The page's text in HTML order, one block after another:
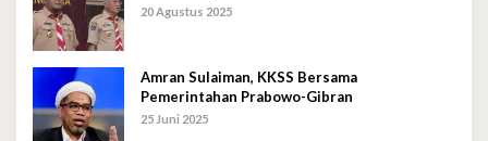
20 Agustus 2025
Amran Sulaiman, KKSS Bersama
Pemerintahan Prabowo-Gibran
25 Juni 2025